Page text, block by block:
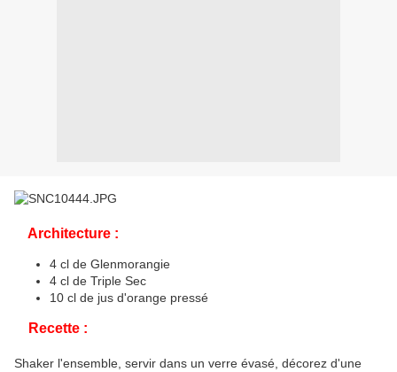
Architecture :
4 cl de Glenmorangie
4 cl de Triple Sec
10 cl de jus d'orange pressé
Recette :
Shaker l'ensemble, servir dans un verre évasé, décorez d'une